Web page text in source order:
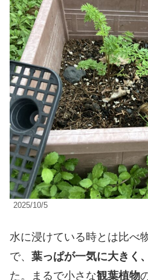
2025/10/5
水に浸けている時とは比べ
で、 葉っぱが一気に大きく
た。まるで小さな観葉植物